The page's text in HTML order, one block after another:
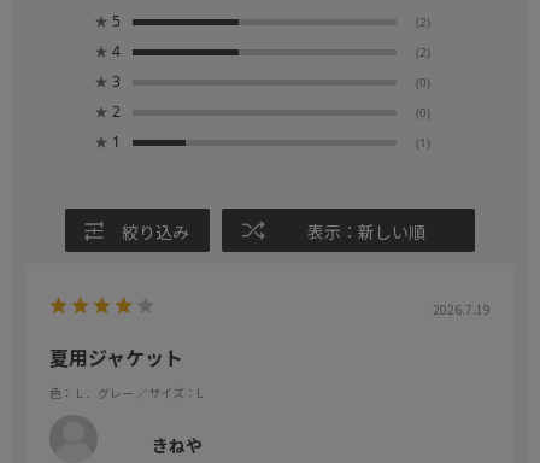
★ 5 (2)
★ 4 (2)
★ 3 (0)
★ 2 (0)
★ 1 (1)
絞り込み 表示：新しい順
2026.7.19
夏用ジャケット
色：Ｌ．グレー ／サイズ：L
きねや